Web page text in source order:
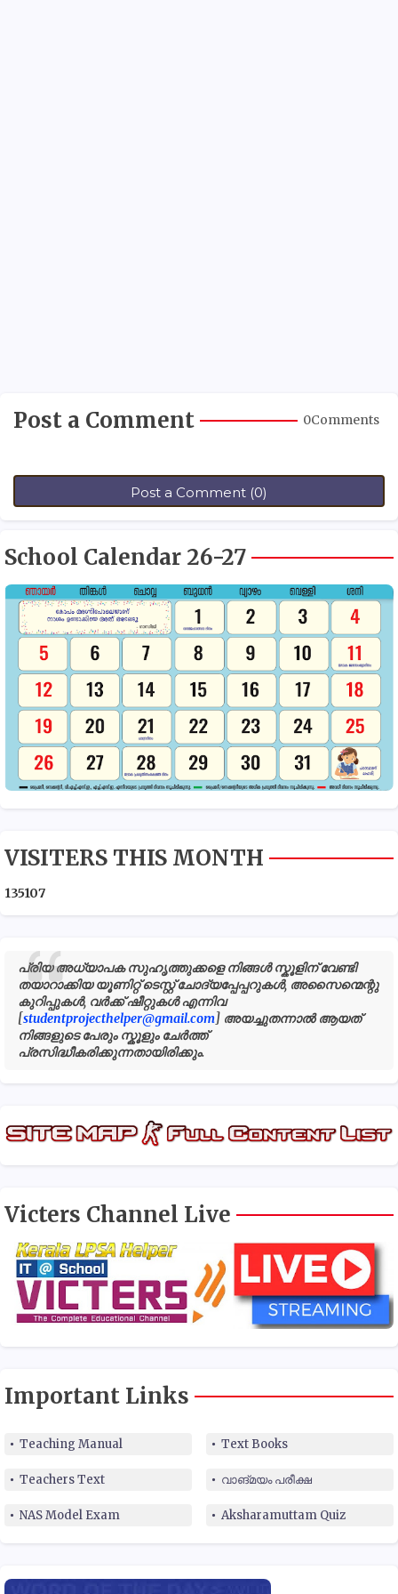
Post a Comment 0Comments
Post a Comment (0)
School Calendar 26-27
VISITERS THIS MONTH
135107
പ്രിയ അധ്യാപക സുഹൃത്തുക്കളെ നിങ്ങൾ സ്കൂളിന് വേണ്ടി
തയാറാക്കിയ യൂണിറ്റ് ടെസ്റ്റ് ചോദ്യപ്പേപ്പറുകൾ, അസൈന്മെന്റു
കുറിപ്പുകൾ, വർക്ക് ഷീറ്റുകൾ എന്നിവ
[studentprojecthelper@gmail.com] അയച്ചുതന്നാൽ ആയത്
നിങ്ങളുടെ പേരും സ്കൂളും ചേർത്ത്
പ്രസിദ്ധീകരിക്കുന്നതായിരിക്കും.
Victers Channel Live
Important Links
Teaching Manual Text Books
Teachers Text വാങ്മയം പരീക്ഷ
NAS Model Exam Aksharamuttam Quiz